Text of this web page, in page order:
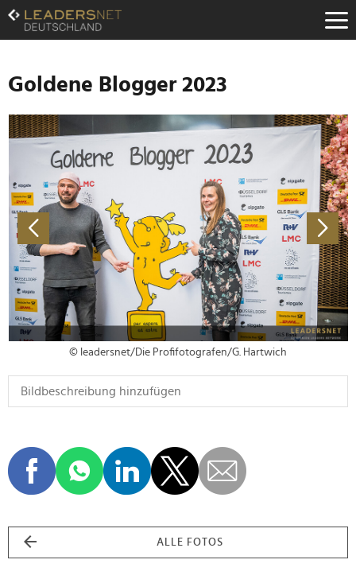
Zum
Inhalt
Zur
Navigation
Zur
Hauptnavigation
Goldene Blogger 2023
© leadersnet/Die Profifotografen/G. Hartwich
ALLE FOTOS